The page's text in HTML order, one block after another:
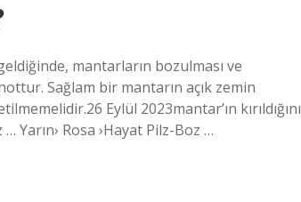
mantarların bozulması ve
Sağlam bir mantarın açık zemin
Eylül 2023mantar’ın kırıldığını
Yarın› Rosa ›Hayat Pilz-Boz …